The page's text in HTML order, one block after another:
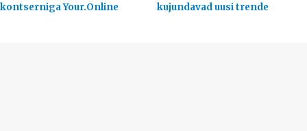
kontserniga Your.Online
kujundavad uusi trende